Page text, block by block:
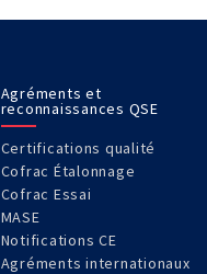
Agréments et
reconnaissances QSE
Certifications qualité
Cofrac Étalonnage
Cofrac Essai
MASE
Notifications CE
Agréments internationaux